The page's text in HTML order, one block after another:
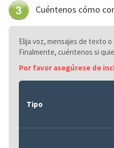
Cuéntenos cómo
Elija voz, mensajes de texto
Finalmente, cuéntenos si
Por favor asegúrese de
Tipo